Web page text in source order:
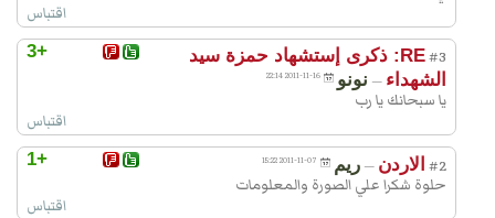
اقتباس
+3 #3
RE: ذكرى إستشهاد حمزة سيد
الشهداء — نونو 2011-11-16 22:14
يا سبحانك يا رب
اقتباس
+1 #2 الاردن — ريم 2011-11-07 15:22
حلوة شكرا علي الصورة والمعلومات
اقتباس